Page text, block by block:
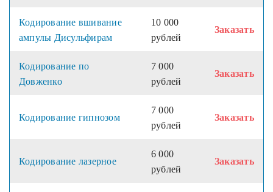
Кодирование вшивание
ампулы Дисульфирам
10 000
рублей
Заказать
Кодирование по
Довженко
7 000
рублей
Заказать
Кодирование гипнозом
7 000
рублей
Заказать
Кодирование лазерное
6 000
рублей
Заказать